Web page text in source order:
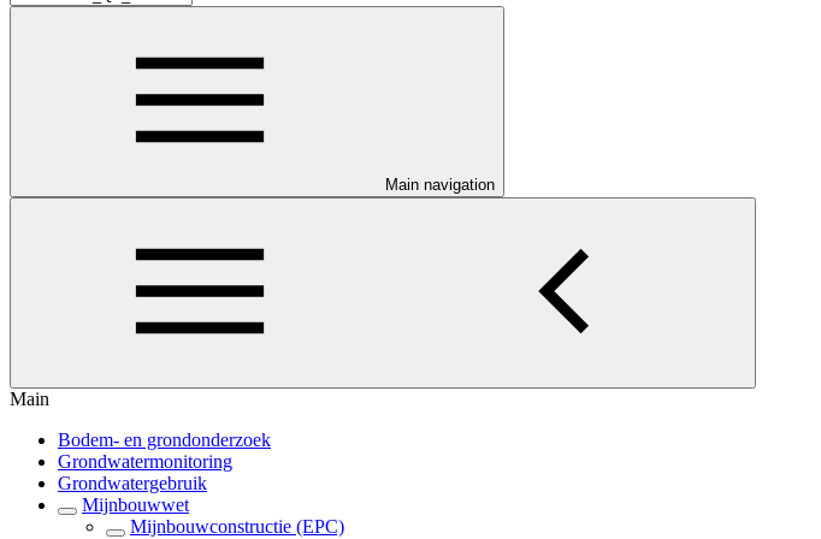
Main navigation
Main
Bodem- en grondonderzoek
Grondwatermonitoring
Grondwatergebruik
Mijnbouwwet
Mijnbouwconstructie (EPC)